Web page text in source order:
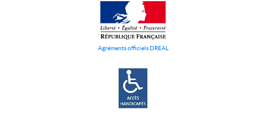
Agréments officiels DREAL